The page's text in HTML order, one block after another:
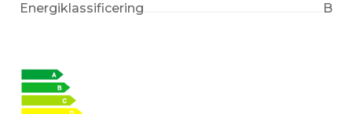
Energiklassificering
B